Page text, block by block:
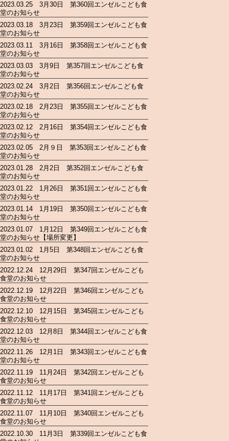
2023.03.25 3月30日 第360回エンゼルこども食
堂のお知らせ
2023.03.18 3月23日 第359回エンゼルこども食
堂のお知らせ
2023.03.11 3月16日 第358回エンゼルこども食
堂のお知らせ
2023.03.03 3月9日 第357回エンゼルこども食
堂のお知らせ
2023.02.24 3月2日 第356回エンゼルこども食
堂のお知らせ
2023.02.18 2月23日 第355回エンゼルこども食
堂のお知らせ
2023.02.12 2月16日 第354回エンゼルこども食
堂のお知らせ
2023.02.05 2月９日 第353回エンゼルこども食
堂のお知らせ
2023.01.28 2月2日 第352回エンゼルこども食
堂のお知らせ
2023.01.22 1月26日 第351回エンゼルこども食
堂のお知らせ
2023.01.14 1月19日 第350回エンゼルこども食
堂のお知らせ
2023.01.07 1月12日 第349回エンゼルこども食
堂のお知らせ【場所変更】
2023.01.02 1月5日 第348回エンゼルこども食
堂のお知らせ
2022.12.24 12月29日 第347回エンゼルこども
食堂のお知らせ
2022.12.19 12月22日 第346回エンゼルこども
食堂のお知らせ
2022.12.10 12月15日 第345回エンゼルこども
食堂のお知らせ
2022.12.03 12月8日 第344回エンゼルこども食
堂のお知らせ
2022.11.26 12月1日 第343回エンゼルこども食
堂のお知らせ
2022.11.19 11月24日 第342回エンゼルこども
食堂のお知らせ
2022.11.12 11月17日 第341回エンゼルこども
食堂のお知らせ
2022.11.07 11月10日 第340回エンゼルこども
食堂のお知らせ
2022.10.30 11月3日 第339回エンゼルこども食